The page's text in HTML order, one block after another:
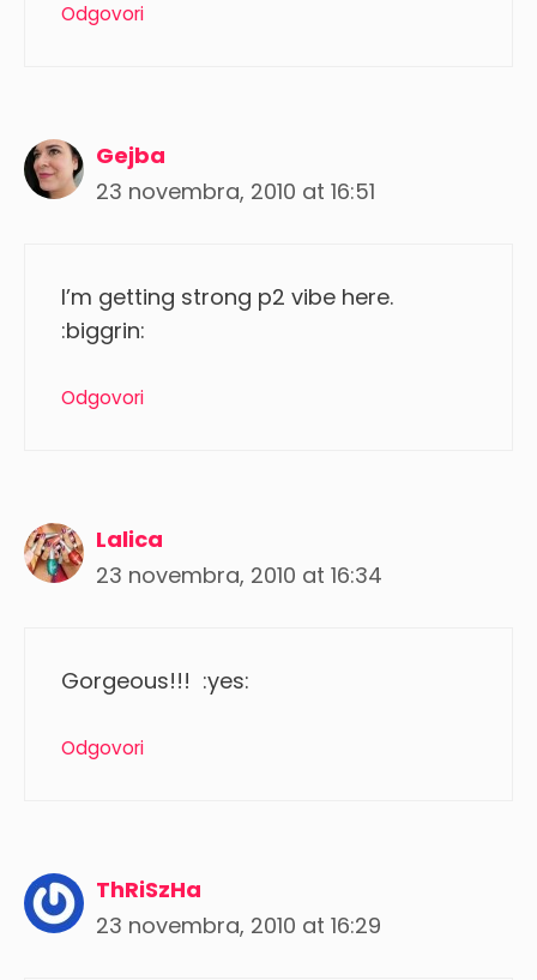
Odgovori
Gejba
23 novembra, 2010 at 16:51
I’m getting strong p2 vibe here.
:biggrin:
Odgovori
Lalica
23 novembra, 2010 at 16:34
Gorgeous!!! :yes:
Odgovori
ThRiSzHa
23 novembra, 2010 at 16:29